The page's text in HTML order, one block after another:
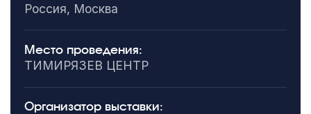
Россия, Москва
Место проведения:
ТИМИРЯЗЕВ ЦЕНТР
Организатор выставки: